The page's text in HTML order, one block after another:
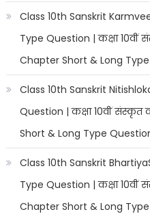
Class 10th Sanskrit
Type Question | कक्षा 10वीं
Chapter Short & Long
Class 10th Sanskrit
Question | कक्षा 10वीं संस्कृत
Short & Long Type
Class 10th Sanskrit
Type Question | कक्षा 10वीं
Chapter Short & Long